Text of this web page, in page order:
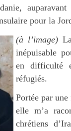
pour la
(à l’image)
inépuisable
en difficulté
réfugiés.
Portée par
elle m’a
chrétiens